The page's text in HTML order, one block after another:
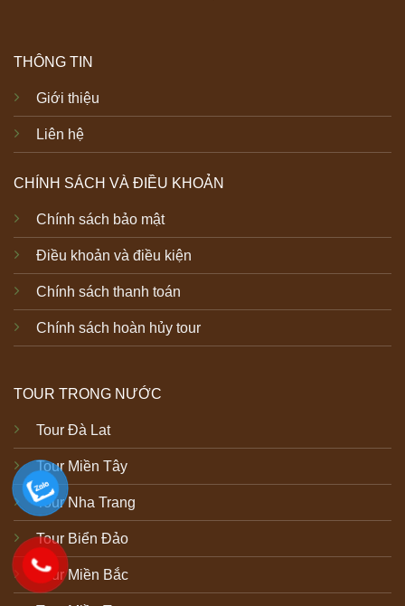
THÔNG TIN
Giới thiệu
Liên hệ
CHÍNH SÁCH VÀ ĐIỀU KHOẢN
Chính sách bảo mật
Điều khoản và điều kiện
Chính sách thanh toán
Chính sách hoàn hủy tour
TOUR TRONG NƯỚC
Tour Đà Lat
Tour Miền Tây
Tour Nha Trang
Tour Biển Đảo
Tour Miền Bắc